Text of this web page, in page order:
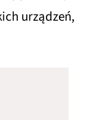
urządzeń,